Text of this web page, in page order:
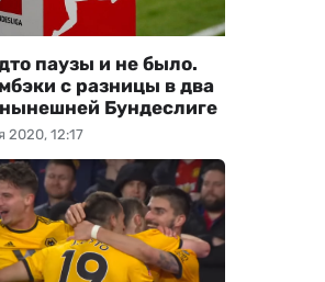
2020, 12:17
паузы и не было.
с разницы в два
нынешней Бундеслиге